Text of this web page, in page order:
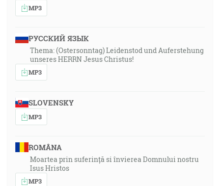
MP3
РУССКИЙ ЯЗЫК
Thema: (Ostersonntag) Leidenstod und Auferstehung
unseres HERRN Jesus Christus!
MP3
SLOVENSKY
MP3
ROMÂNA
Moartea prin suferință si învierea Domnului nostru
Isus Hristos
MP3